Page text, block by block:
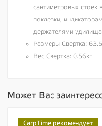
сантиметровых стоек
поклевки,
держателями удилища
Размеры Свертка:
Вес Свертка: 0.56кг
Может Вас
CarpTime рекомендует